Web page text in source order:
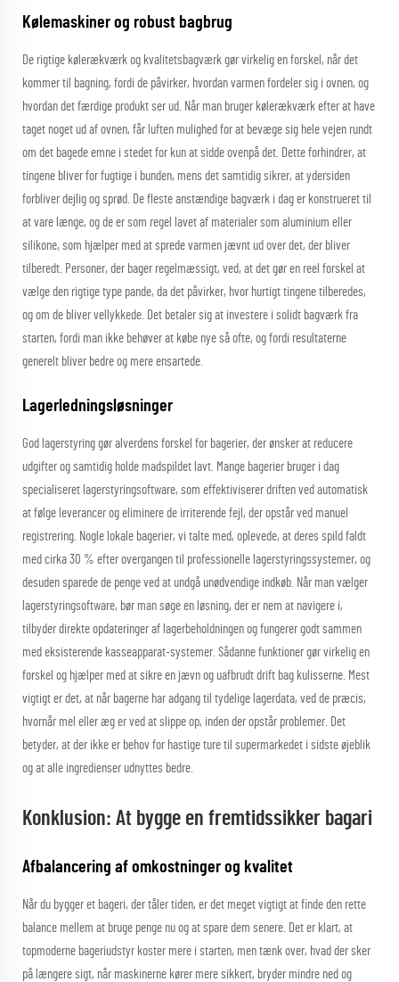
Kølemaskiner og robust bagbrug
De rigtige kølerækværk og kvalitetsbagværk gør virkelig en forskel, når det
kommer til bagning, fordi de påvirker, hvordan varmen fordeler sig i ovnen, og
hvordan det færdige produkt ser ud. Når man bruger kølerækværk efter at have
taget noget ud af ovnen, får luften mulighed for at bevæge sig hele vejen rundt
om det bagede emne i stedet for kun at sidde ovenpå det. Dette forhindrer, at
tingene bliver for fugtige i bunden, mens det samtidig sikrer, at ydersiden
forbliver dejlig og sprød. De fleste anstændige bagværk i dag er konstrueret til
at vare længe, og de er som regel lavet af materialer som aluminium eller
silikone, som hjælper med at sprede varmen jævnt ud over det, der bliver
tilberedt. Personer, der bager regelmæssigt, ved, at det gør en reel forskel at
vælge den rigtige type pande, da det påvirker, hvor hurtigt tingene tilberedes,
og om de bliver vellykkede. Det betaler sig at investere i solidt bagværk fra
starten, fordi man ikke behøver at købe nye så ofte, og fordi resultaterne
generelt bliver bedre og mere ensartede.
Lagerledningsløsninger
God lagerstyring gør alverdens forskel for bagerier, der ønsker at reducere
udgifter og samtidig holde madspildet lavt. Mange bagerier bruger i dag
specialiseret lagerstyringsoftware, som effektiviserer driften ved automatisk
at følge leverancer og eliminere de irriterende fejl, der opstår ved manuel
registrering. Nogle lokale bagerier, vi talte med, oplevede, at deres spild faldt
med cirka 30 % efter overgangen til professionelle lagerstyringssystemer, og
desuden sparede de penge ved at undgå unødvendige indkøb. Når man vælger
lagerstyringsoftware, bør man søge en løsning, der er nem at navigere i,
tilbyder direkte opdateringer af lagerbeholdningen og fungerer godt sammen
med eksisterende kasseapparat-systemer. Sådanne funktioner gør virkelig en
forskel og hjælper med at sikre en jævn og uafbrudt drift bag kulisserne. Mest
vigtigt er det, at når bagerne har adgang til tydelige lagerdata, ved de præcis,
hvornår mel eller æg er ved at slippe op, inden der opstår problemer. Det
betyder, at der ikke er behov for hastige ture til supermarkedet i sidste øjeblik
og at alle ingredienser udnyttes bedre.
Konklusion: At bygge en fremtidssikker bagari
Afbalancering af omkostninger og kvalitet
Når du bygger et bageri, der tåler tiden, er det meget vigtigt at finde den rette
balance mellem at bruge penge nu og at spare dem senere. Det er klart, at
topmoderne bageriudstyr koster mere i starten, men tænk over, hvad der sker
på længere sigt, når maskinerne kører mere sikkert, bryder mindre ned og